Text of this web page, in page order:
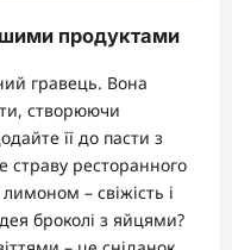
продуктами
гравець. Вона
створюючи
її до пасти з
страву ресторанного
– свіжість і
броколі з яйцями?